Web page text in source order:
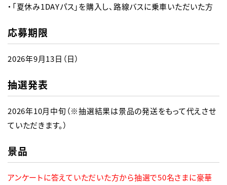
・「夏休み1DAYパス」を購入し、路線バスに乗車いただいた方
応募期限
2026年9月13日（日）
抽選発表
2026年10月中旬（※抽選結果は景品の発送をもって代えさせ
ていただきます。）
景品
アンケートに答えていただいた方から抽選で50名さまに豪華